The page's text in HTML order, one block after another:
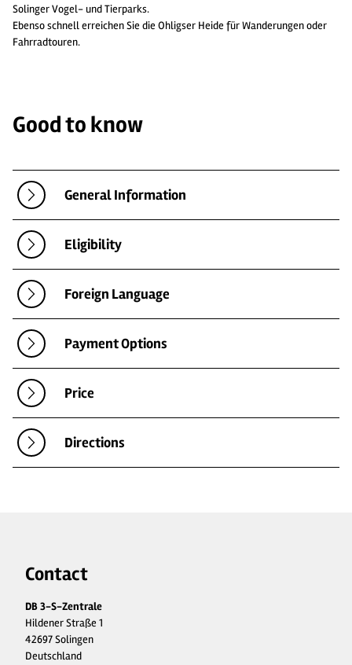
Solinger Vogel- und Tierparks.
Ebenso schnell erreichen Sie die Ohligser Heide für Wanderungen oder
Fahrradtouren.
Good to know
General Information
Eligibility
Foreign Language
Payment Options
Price
Directions
Contact
DB 3-S-Zentrale
Hildener Straße 1
42697 Solingen
Deutschland